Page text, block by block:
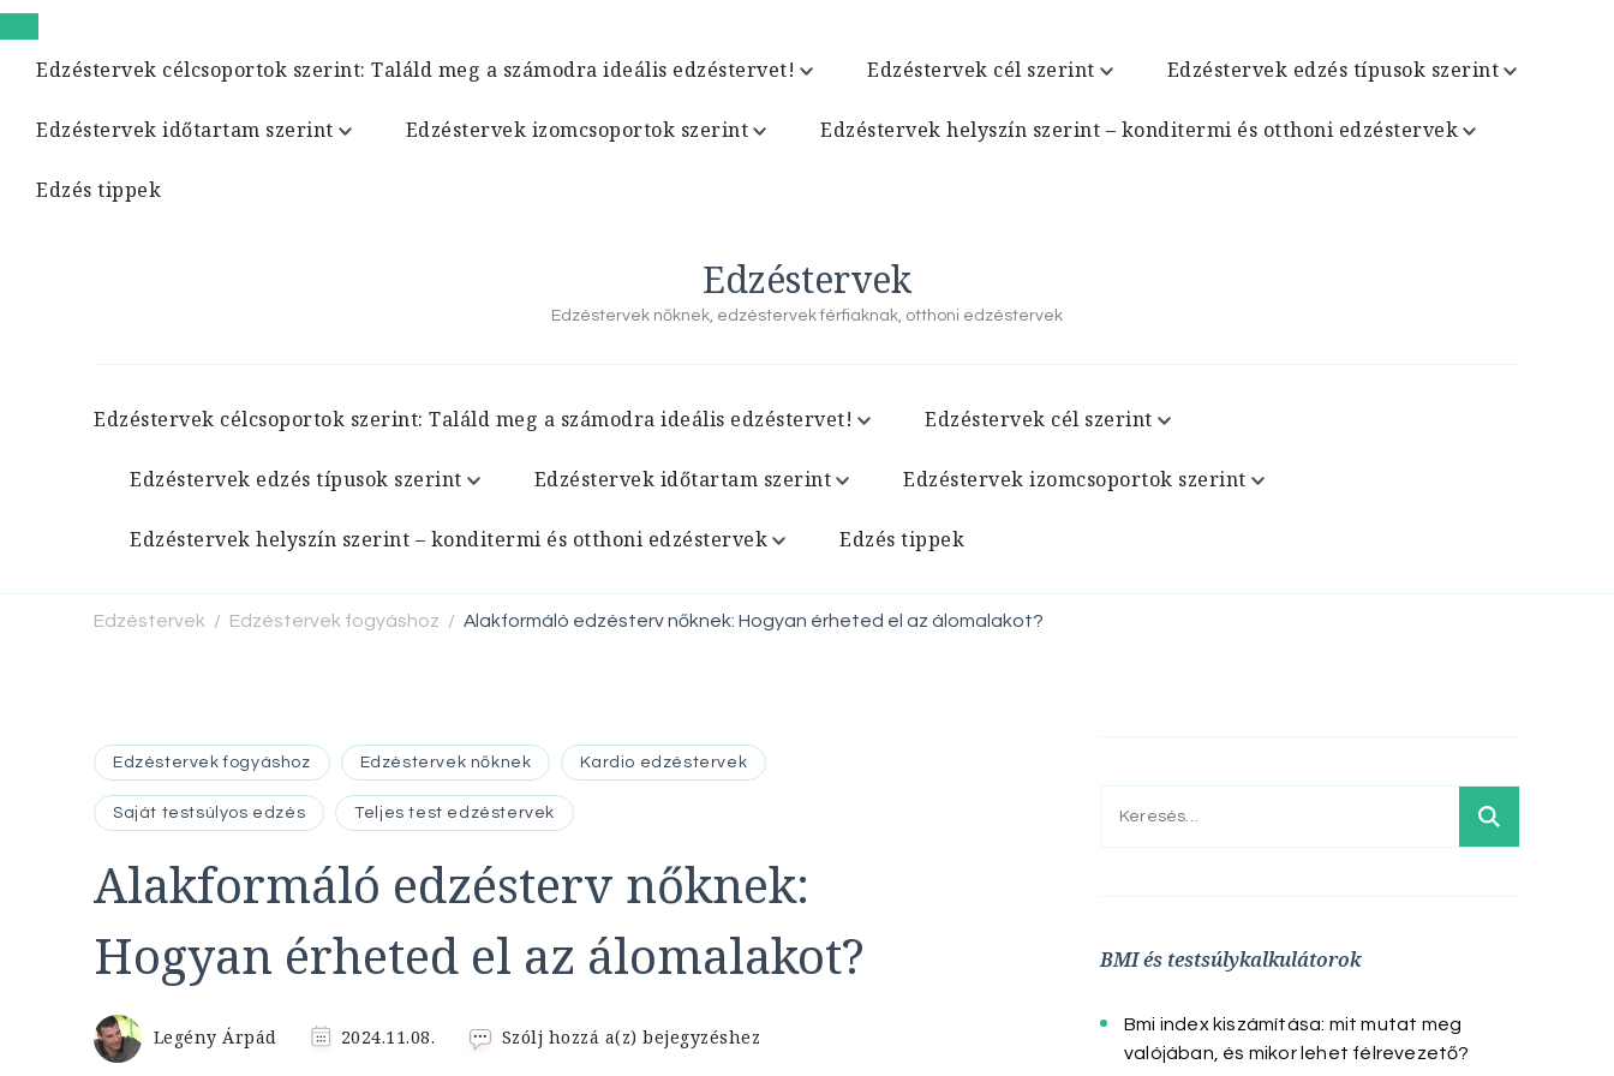
Edzéstervek célcsoportok szerint: Találd meg a számodra ideális edzéstervet! Edzéstervek cél szerint Edzéstervek edzés típusok szerint
Edzéstervek időtartam szerint Edzéstervek izomcsoportok szerint Edzéstervek helyszín szerint – konditermi és otthoni edzéstervek
Edzés tippek
Edzéstervek
Edzéstervek nőknek, edzéstervek férfiaknak, otthoni edzéstervek
Edzéstervek célcsoportok szerint: Találd meg a számodra ideális edzéstervet! Edzéstervek cél szerint
Edzéstervek edzés típusok szerint Edzéstervek időtartam szerint Edzéstervek izomcsoportok szerint
Edzéstervek helyszín szerint – konditermi és otthoni edzéstervek Edzés tippek
Edzéstervek / Edzéstervek fogyáshoz / Alakformáló edzésterv nőknek: Hogyan érheted el az álomalakot?
Edzéstervek fogyáshoz Edzéstervek nőknek Kardio edzéstervek
Saját testsúlyos edzés Teljes test edzéstervek
Alakformáló edzésterv nőknek:
Hogyan érheted el az álomalakot?
Legény Árpád 2024.11.08. Szólj hozzá a(z)Alakformáló
bejegyzéshez
Keresés:
BMI és testsúlykalkulátorok
Bmi index kiszámítása: mit mutat meg
valójában, és mikor lehet félrevezető?